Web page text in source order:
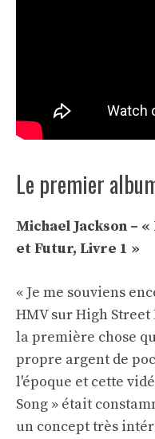
Le premier
Michael Jackson –
et Futur, Livre 1 »
« Je me souviens
HMV sur High
la première chose
propre argent de
l'époque et cette
Song » était
un concept très